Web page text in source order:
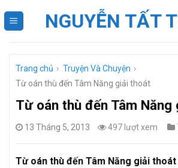
NGUYỄN TẤT
Trang chủ › Truyện Và Chuyện ›
Từ oán thù đến Tâm Năng giải thoát
Từ oán thù đến Tâm
13 Tháng 5, 2013 497 lượt xem
Từ oán thù đến Tâm Năng giải thoát